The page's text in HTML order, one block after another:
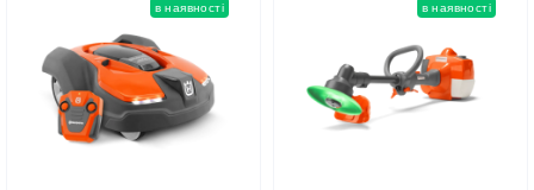
в наявності в наявності